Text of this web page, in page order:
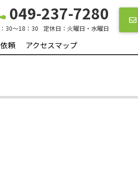
049-237-7280
30～18：30 定休日： 火曜日・水曜日
頼 アクセスマップ